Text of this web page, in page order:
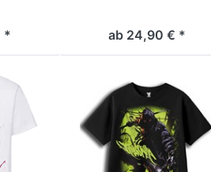
* ab 24,90 € *